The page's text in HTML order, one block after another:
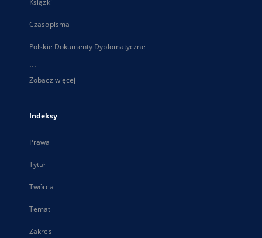
Książki
Czasopisma
Polskie Dokumenty Dyplomatyczne
...
Zobacz więcej
Indeksy
Prawa
Tytuł
Twórca
Temat
Zakres